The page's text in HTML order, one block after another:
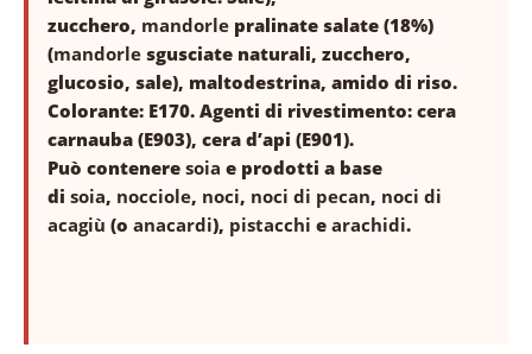
zucchero, mandorle pralinate salate (18%)
(mandorle sgusciate naturali, zucchero,
glucosio, sale), maltodestrina, amido di riso.
Colorante: E170. Agenti di rivestimento: cera
carnauba (E903), cera d’api (E901).
Può contenere soia e prodotti a base
di soia, nocciole, noci, noci di pecan, noci di
acagiù (o anacardi), pistacchi e arachidi.